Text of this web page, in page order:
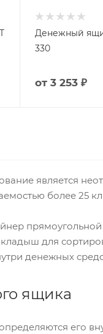
Денежный
330
от 3 253 ₽
является
более 25
для
денежных
ящика
его